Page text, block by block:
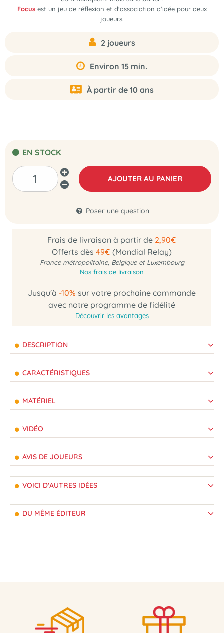
Focusest un jeu de réflexion et d'association d'idée pour deux
joueurs.
2 joueurs
Environ 15 min.
À partir de 10 ans
EN STOCK
AJOUTER AU PANIER
Poser une question
Frais de livraison à partir de 2,90€
Offerts dès 49€ (Mondial Relay)
France métropolitaine, Belgique et Luxembourg
Nos frais de livraison
Jusqu'à -10% sur votre prochaine commande
avec notre programme de fidélité
Découvrir les avantages
DESCRIPTION
CARACTÉRISTIQUES
MATÉRIEL
VIDÉO
AVIS DE JOUEURS
VOICI D'AUTRES IDÉES
DU MÊME ÉDITEUR